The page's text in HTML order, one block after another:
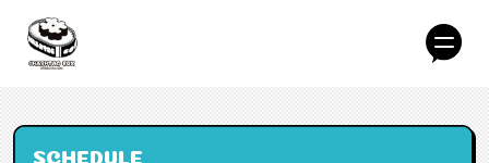
SCHEDULE